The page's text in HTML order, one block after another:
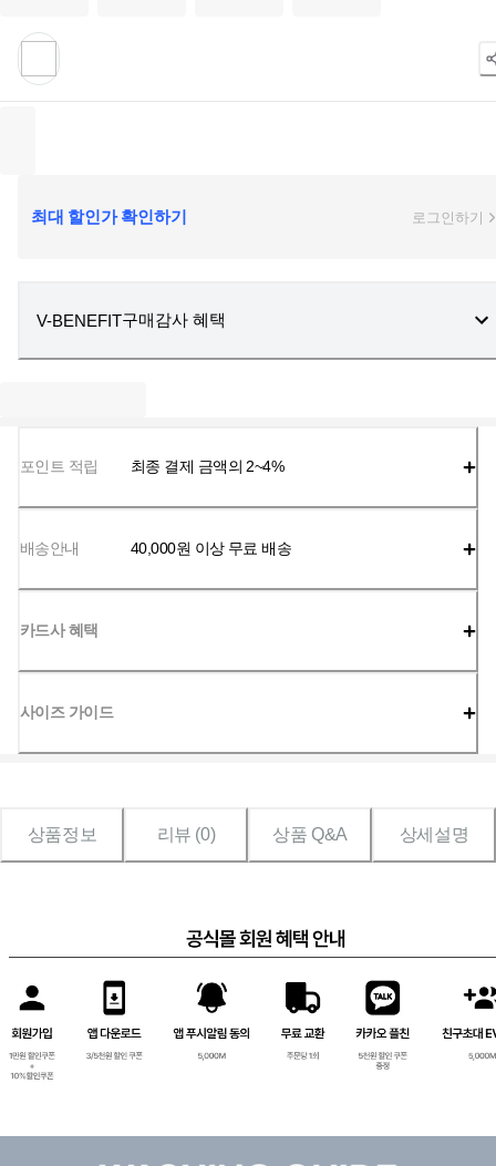
최대 할인가 확인하기 로그인하기
V-BENEFIT구매감사 혜택
포인트 적립 최종 결제 금액의 2~4%
배송안내 40,000원 이상 무료 배송
카드사 혜택
사이즈 가이드
상품정보 리뷰 (0) 상품 Q&A 상세설명